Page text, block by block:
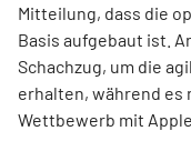
Mitteilung, dass die
Basis aufgebaut ist.
Schachzug, um die
erhalten, während es
Wettbewerb mit